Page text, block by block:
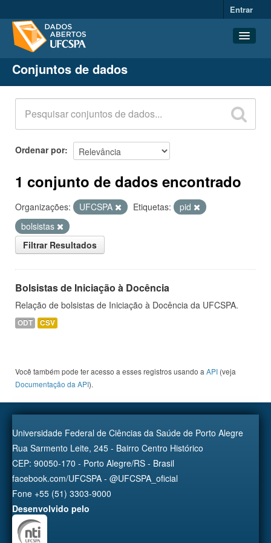
Entrar
Conjuntos de dados
Organizações
Grupos
Sobre
Conjuntos de dados
Ordenar por
1 conjunto de dados encontrado
Organizações: UFCSPA Etiquetas:
pid
bolsistas
Filtrar Resultados
Bolsistas de Iniciação à Docência
Relação de bolsistas de Iniciação à Docência da UFCSPA.
ODT CSV
Você também pode ter acesso a esses registros usando a API (veja
Documentação da API).
Universidade Federal de Ciências da Saúde de Porto Alegre
Rua Sarmento Leite, 245 - Bairro Centro Histórico
CEP: 90050-170 - Porto Alegre/RS - Brasil
facebook.com/UFCSPA - @UFCSPA_oficial
Fone +55 (51) 3303-9000
Desenvolvido pelo